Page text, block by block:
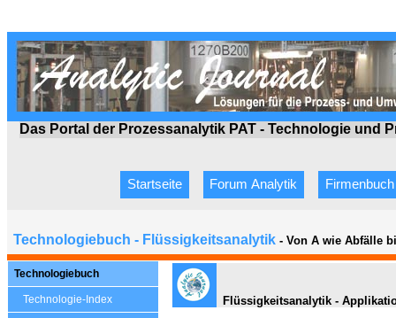
Das Portal der Prozessanalytik PAT - Technologie und
Startseite Forum Analytik Firmenbuch
Technologiebuch - Flüssigkeitsanalytik - Von A wie Abfälle
Technologiebuch
Technologie-Index Flüssigkeitsanalytik -